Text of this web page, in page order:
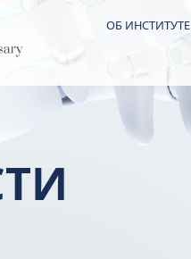
ОБ ИНСТИТУТЕ